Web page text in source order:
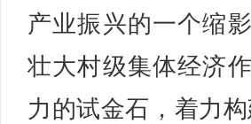
产业振兴的一个缩
壮大村级集体经济
力的试金石，着力